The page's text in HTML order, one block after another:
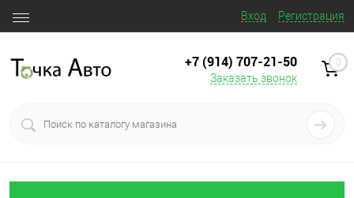
Вход Регистрация
+7 (914) 707‒21‒50
Заказать звонок
0